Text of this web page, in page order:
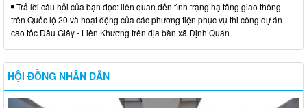
Trả lời câu hỏi của bạn đọc: liên quan đến tình trạng hạ tầng giao thông
trên Quốc lộ 20 và hoạt động của các phương tiện phục vụ thi công dự án
cao tốc Dầu Giây - Liên Khương trên địa bàn xã Định Quán
HỘI ĐỒNG NHÂN DÂN